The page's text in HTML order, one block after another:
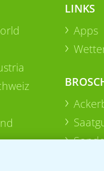
LINKS
Apps